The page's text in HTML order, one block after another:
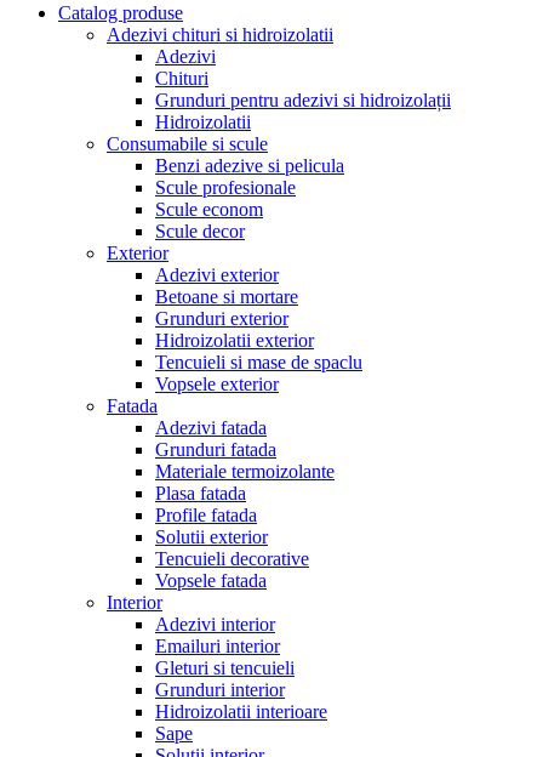
Catalog produse
Adezivi chituri si hidroizolatii
Adezivi
Chituri
Grunduri pentru adezivi si hidroizolații
Hidroizolatii
Consumabile si scule
Benzi adezive si pelicula
Scule profesionale
Scule econom
Scule decor
Exterior
Adezivi exterior
Betoane si mortare
Grunduri exterior
Hidroizolatii exterior
Tencuieli si mase de spaclu
Vopsele exterior
Fatada
Adezivi fatada
Grunduri fatada
Materiale termoizolante
Plasa fatada
Profile fatada
Solutii exterior
Tencuieli decorative
Vopsele fatada
Interior
Adezivi interior
Emailuri interior
Gleturi si tencuieli
Grunduri interior
Hidroizolatii interioare
Sape